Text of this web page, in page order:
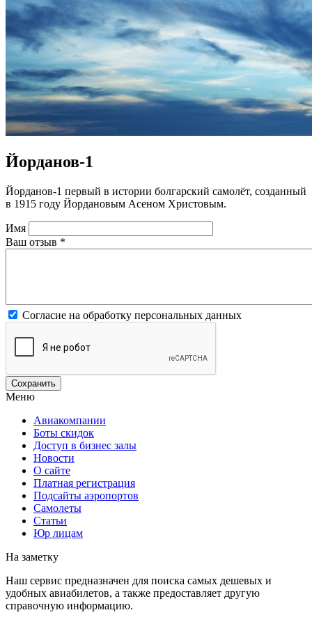
Йорданов-1
Йорданов-1 первый в истории болгарский самолёт, созданный
в 1915 году Йордановым Асеном Христовым.
Имя
Ваш отзыв *
Согласие на обработку персональных данных
Меню
Авиакомпании
Боты скидок
Доступ в бизнес залы
Новости
О сайте
Платная регистрация
Подсайты аэропортов
Самолеты
Статьи
Юр лицам
На заметку
Наш сервис предназначен для поиска самых дешевых и
удобных авиабилетов, а также предоставляет другую
справочную информацию.